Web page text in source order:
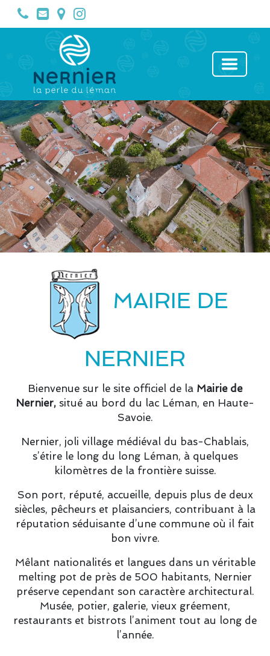
MAIRIE DE
NERNIER
Bienvenue sur le site officiel de la Mairie de
Nernier, situé au bord du lac Léman, en Haute-
Savoie.
Nernier, joli village médiéval du bas-Chablais,
s’étire le long du long Léman, à quelques
kilomètres de la frontière suisse.
Son port, réputé, accueille, depuis plus de deux
siècles, pêcheurs et plaisanciers, contribuant à la
réputation séduisante d’une commune où il fait
bon vivre.
Mêlant nationalités et langues dans un véritable
melting pot de près de 500 habitants, Nernier
préserve cependant son caractère architectural.
Musée, potier, galerie, vieux gréement,
restaurants et bistrots l’animent tout au long de
l’année.